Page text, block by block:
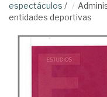
espectáculos /
entidades deportivas